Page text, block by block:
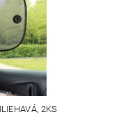
2KS